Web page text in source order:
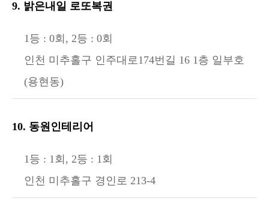
9. 밝은내일 로또복권
1등 : 0회, 2등 : 0회
인천 미추홀구 인주대로174번길 16 1층 일부호
(용현동)
10. 동원인테리어
1등 : 1회, 2등 : 1회
인천 미추홀구 경인로 213-4